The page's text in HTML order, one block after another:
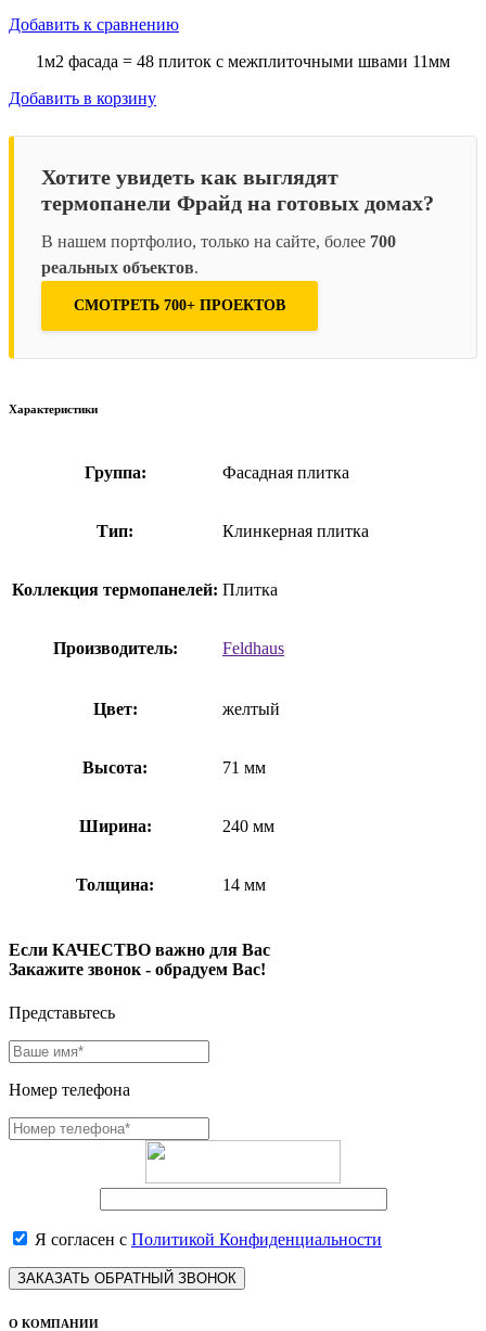
Добавить к сравнению
1м2 фасада = 48 плиток с межплиточными швами 11мм
Добавить в корзину
Хотите увидеть как выглядят
термопанели Фрайд на готовых домах?
В нашем портфолио, только на сайте, более 700
реальных объектов.
СМОТРЕТЬ 700+ ПРОЕКТОВ
Характеристики
Группа: Фасадная плитка
Тип: Клинкерная плитка
Коллекция термопанелей: Плитка
Производитель: Feldhaus
Цвет: желтый
Высота: 71 мм
Ширина: 240 мм
Толщина: 14 мм
Если КАЧЕСТВО важно для Вас
Закажите звонок - обрадуем Вас!
Представьтесь
Номер телефона
Я согласен с Политикой Конфиденциальности
ЗАКАЗАТЬ ОБРАТНЫЙ ЗВОНОК
О КОМПАНИИ